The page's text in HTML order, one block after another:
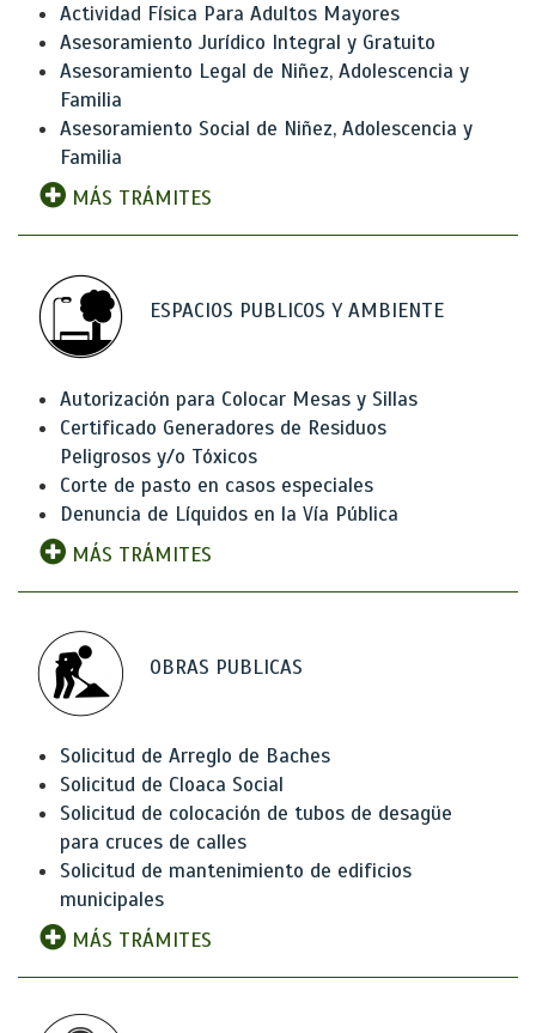
Actividad Física Para Adultos Mayores
Asesoramiento Jurídico Integral y Gratuito
Asesoramiento Legal de Niñez, Adolescencia y
Familia
Asesoramiento Social de Niñez, Adolescencia y
Familia
MÁS TRÁMITES
ESPACIOS PUBLICOS Y AMBIENTE
Autorización para Colocar Mesas y Sillas
Certificado Generadores de Residuos
Peligrosos y/o Tóxicos
Corte de pasto en casos especiales
Denuncia de Líquidos en la Vía Pública
MÁS TRÁMITES
OBRAS PUBLICAS
Solicitud de Arreglo de Baches
Solicitud de Cloaca Social
Solicitud de colocación de tubos de desagüe
para cruces de calles
Solicitud de mantenimiento de edificios
municipales
MÁS TRÁMITES